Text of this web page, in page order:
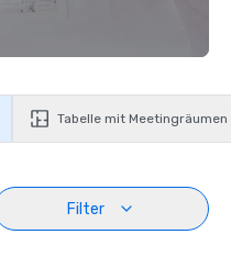
Tabelle mit Meetingräumen
Filter